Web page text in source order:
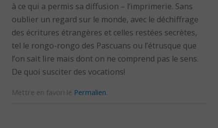
à ce qui a permis sa diffusion – l’imprimerie. Sans
oublier un regard sur le monde, avec le déchiffrage
des écritures étrangères et celles restées secrètes,
tel le rongo-rongo des Pascuans ou l’étrusque que
l’on sait lire mais dont on ne comprend pas le sens.
De quoi susciter des vocations!
Mettre en favori le Permalien.